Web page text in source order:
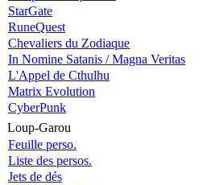
StarGate
RuneQuest
Chevaliers du Zodiaque
In Nomine Satanis / Magna Veritas
L'Appel de Cthulhu
Matrix Evolution
CyberPunk
Loup-Garou
Feuille perso.
Liste des persos.
Jets de dés